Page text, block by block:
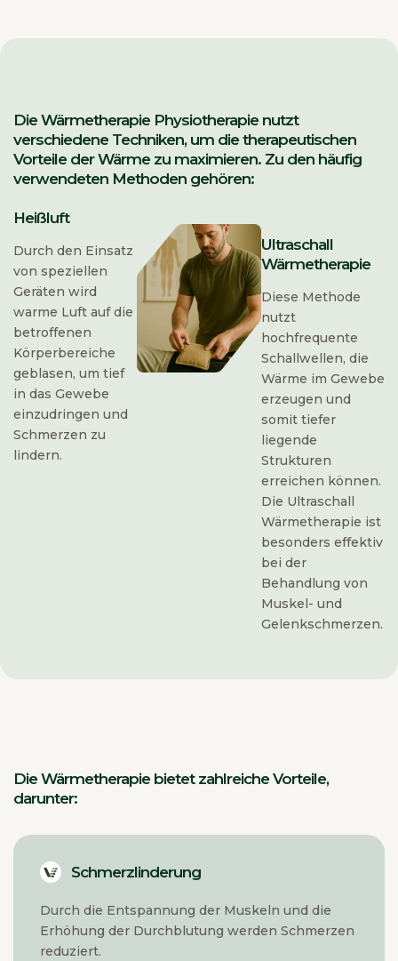
Die Wärmetherapie Physiotherapie nutzt
verschiedene Techniken, um die therapeutischen
Vorteile der Wärme zu maximieren. Zu den häufig
verwendeten Methoden gehören:
Heißluft
Durch den Einsatz
von speziellen
Geräten wird
warme Luft auf die
betroffenen
Körperbereiche
geblasen, um tief
in das Gewebe
einzudringen und
Schmerzen zu
lindern.
Ultraschall
Wärmetherapie
Diese Methode
nutzt
hochfrequente
Schallwellen, die
Wärme im Gewebe
erzeugen und
somit tiefer
liegende
Strukturen
erreichen können.
Die Ultraschall
Wärmetherapie ist
besonders effektiv
bei der
Behandlung von
Muskel- und
Gelenkschmerzen.
Die Wärmetherapie bietet zahlreiche Vorteile,
darunter:
Schmerzlinderung
Durch die Entspannung der Muskeln und die
Erhöhung der Durchblutung werden Schmerzen
reduziert.